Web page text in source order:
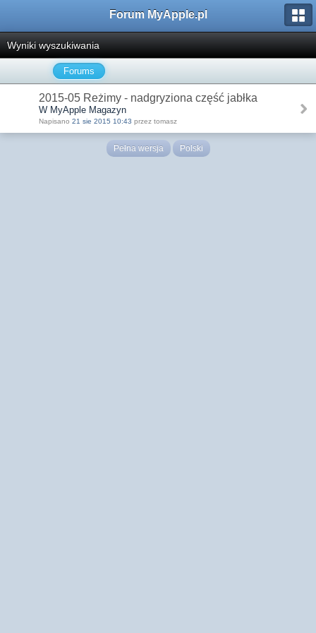
Forum MyApple.pl
Wyniki wyszukiwania
Forums
2015-05 Reżimy - nadgryziona część jabłka
W MyApple Magazyn
Napisano 21 sie 2015 10:43 przez tomasz
Pełna wersja Polski